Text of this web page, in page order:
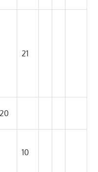
21
20
10